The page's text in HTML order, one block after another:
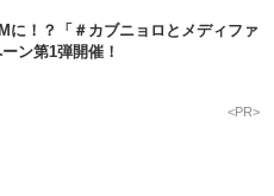
に！？「＃カブニョロとメディファ
ン第1弾開催！
<PR>